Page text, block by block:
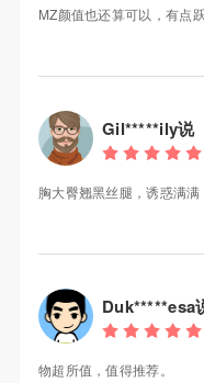
MZ颜值也还算可以，有点
Gil*****ily说
胸大臀翘黑丝腿，诱惑满
Duk*****esa
物超所值，值得推荐。